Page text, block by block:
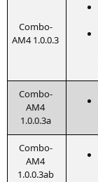
Com­bo-
AM4 1.0.0.3
Com­bo-
AM4
1.0.0.3a
Com­bo-
AM4
1.0.0.3ab